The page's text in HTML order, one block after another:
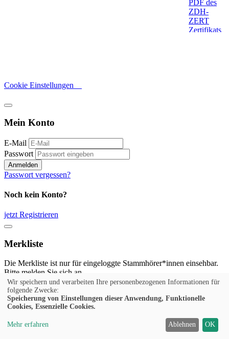
Cookie Einstellungen
Mein Konto
E-Mail
Passwort
Anmelden
Passwort vergessen?
Noch kein Konto?
jetzt Registrieren
Merkliste
Die Merkliste ist nur für eingeloggte Stammhörer*innen einsehbar.
Bitte melden Sie sich an.
Anmelden
Noch kein Konto?
Wir speichern und verarbeiten Ihre personenbezogenen Informationen für
folgende Zwecke:
Speicherung von Einstellungen dieser Anwendung, Funktionelle
Cookies, Essenzielle Cookies.
Mehr erfahren Ablehnen OK